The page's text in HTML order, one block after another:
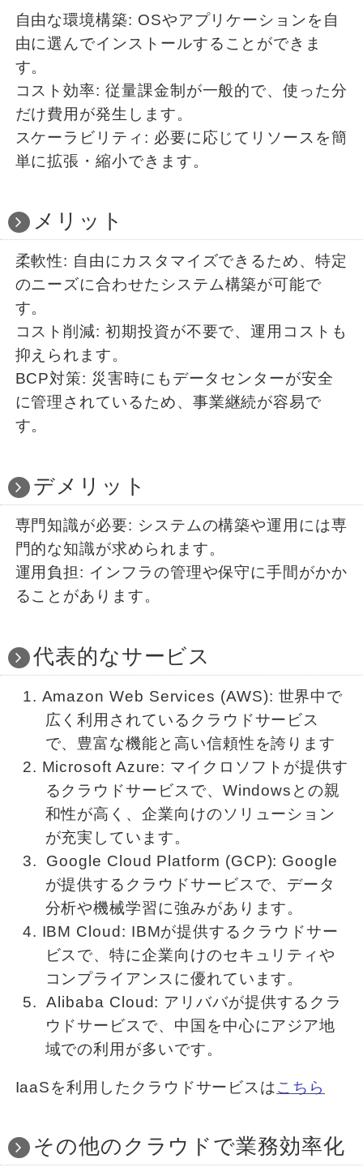
自由な環境構築: OSやアプリケーションを自
由に選んでインストールすることができま
す。
コスト効率: 従量課金制が一般的で、使った分
だけ費用が発生します。
スケーラビリティ: 必要に応じてリソースを簡
単に拡張・縮小できます。
メリット
柔軟性: 自由にカスタマイズできるため、特定
のニーズに合わせたシステム構築が可能で
す。
コスト削減: 初期投資が不要で、運用コストも
抑えられます。
BCP対策: 災害時にもデータセンターが安全
に管理されているため、事業継続が容易で
す。
デメリット
専門知識が必要: システムの構築や運用には専
門的な知識が求められます。
運用負担: インフラの管理や保守に手間がかか
ることがあります。
代表的なサービス
Amazon Web Services (AWS): 世界中で
広く利用されているクラウドサービス
で、豊富な機能と高い信頼性を誇ります
Microsoft Azure: マイクロソフトが提供す
るクラウドサービスで、Windowsとの親
和性が高く、企業向けのソリューション
が充実しています。
Google Cloud Platform (GCP): Google
が提供するクラウドサービスで、データ
分析や機械学習に強みがあります。
IBM Cloud: IBMが提供するクラウドサー
ビスで、特に企業向けのセキュリティや
コンプライアンスに優れています。
Alibaba Cloud: アリババが提供するクラ
ウドサービスで、中国を中心にアジア地
域での利用が多いです。
IaaSを利用したクラウドサービスはこちら
その他のクラウドで業務効率化